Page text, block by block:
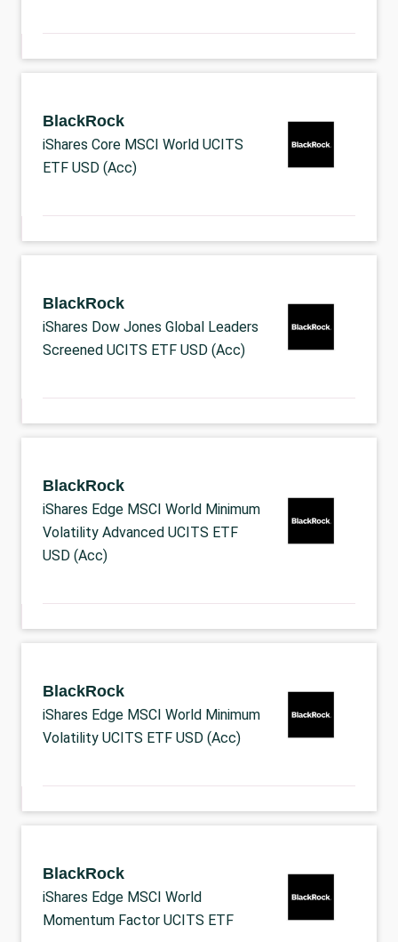
BlackRock
iShares Core MSCI World UCITS
ETF USD (Acc)
BlackRock
iShares Dow Jones Global Leaders
Screened UCITS ETF USD (Acc)
BlackRock
iShares Edge MSCI World Minimum
Volatility Advanced UCITS ETF
USD (Acc)
BlackRock
iShares Edge MSCI World Minimum
Volatility UCITS ETF USD (Acc)
BlackRock
iShares Edge MSCI World
Momentum Factor UCITS ETF